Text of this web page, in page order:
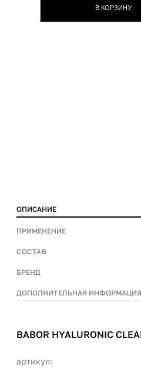
В КОРЗИНУ
ОПИСАНИЕ
ПРИМЕНЕНИЕ
СОСТАВ
БРЕНД
ДОПОЛНИТЕЛЬНАЯ ИНФОРМАЦИЯ
BABOR HYALURONIC
артикул: